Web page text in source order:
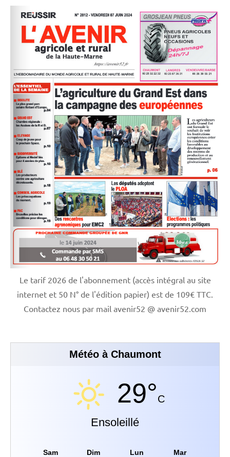
Le tarif 2026 de l'abonnement (accès intégral au site
internet et 50 N° de l'édition papier) est de 109€ TTC.
Contactez nous par mail avenir52 @ avenir52.com
Météo à Chaumont
29°C
Ensoleillé
Sam Dim Lun Mar